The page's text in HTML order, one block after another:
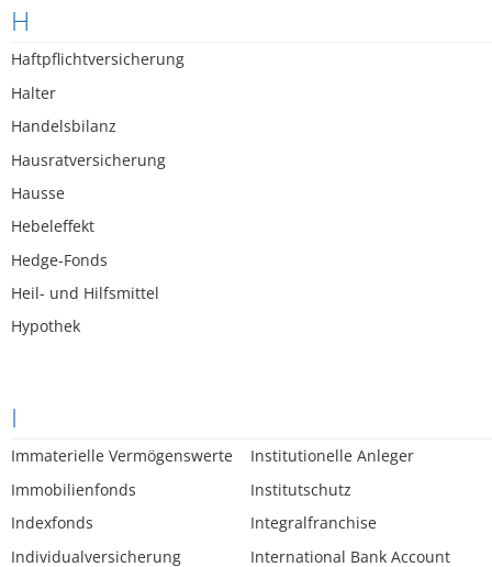
H
Haftpflichtversicherung
Halter
Handelsbilanz
Hausratversicherung
Hausse
Hebeleffekt
Hedge-Fonds
Heil- und Hilfsmittel
Hypothek
I
Immaterielle Vermögenswerte
Immobilienfonds
Indexfonds
Individualversicherung
Institutionelle Anleger
Institutschutz
Integralfranchise
International Bank Account